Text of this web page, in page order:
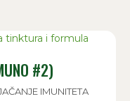
#2)
IMUNITETA